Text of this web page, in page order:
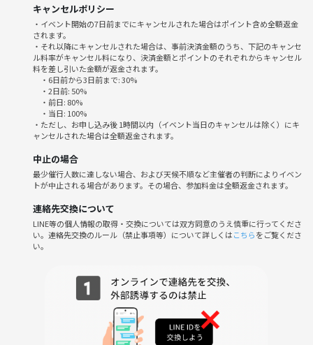
・羊肉や香辛料が苦手
・外国人のお客さんや、異文化の内装の店に気後れする
・ビジネス勧誘目的の参加
キャンセルポリシー
・イベント開始の7日前までにキャンセルされた場合はポイント含め全額返金
されます。
・それ以降にキャンセルされた場合は、事前決済金額のうち、下記のキャンセ
ル料率がキャンセル料になり、決済金額とポイントのそれぞれからキャンセル
料を差し引いた金額が返金されます。
・6日前から3日前まで: 30%
・2日前: 50%
・前日: 80%
・当日: 100%
・ただし、お申し込み後 1時間以内（イベント当日のキャンセルは除く）にキ
ャンセルされた場合は全額返金されます。
中止の場合
最少催行人数に達しない場合、および天候不順など主催者の判断によりイベン
トが中止される場合があります。その場合、参加料金は全額返金されます。
連絡先交換について
LINE等の個人情報の取得・交換については双方同意のうえ慎重に行ってくださ
い。連絡先交換のルール（禁止事項等）について詳しくはこちらをご覧くださ
い。